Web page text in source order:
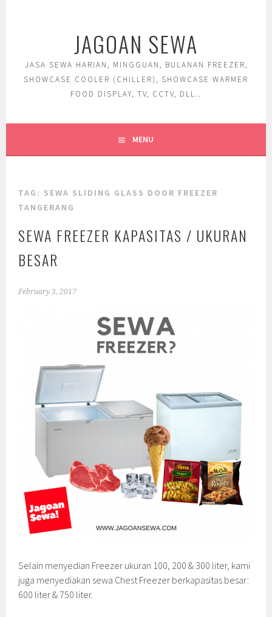
JAGOAN SEWA
JASA SEWA HARIAN, MINGGUAN, BULANAN FREEZER,
SHOWCASE COOLER (CHILLER), SHOWCASE WARMER
FOOD DISPLAY, TV, CCTV, DLL..
MENU
TAG: SEWA SLIDING GLASS DOOR FREEZER
TANGERANG
SEWA FREEZER KAPASITAS / UKURAN
BESAR
February 3, 2017
Selain menyedian Freezer ukuran 100, 200 & 300 liter, kami
juga menyediakan sewa Chest Freezer berkapasitas besar:
600 liter & 750 liter.